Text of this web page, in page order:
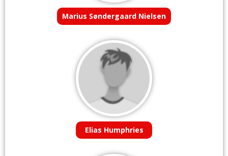
Marius Søndergaard Nielsen
Elias Humphries